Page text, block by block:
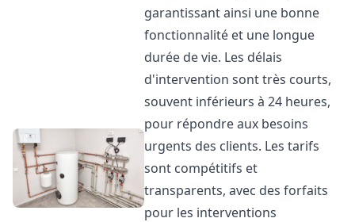
garantissant ainsi une bonne
fonctionnalité et une longue
durée de vie. Les délais
d'intervention sont très courts,
souvent inférieurs à 24 heures,
pour répondre aux besoins
urgents des clients. Les tarifs
sont compétitifs et
transparents, avec des forfaits
pour les interventions